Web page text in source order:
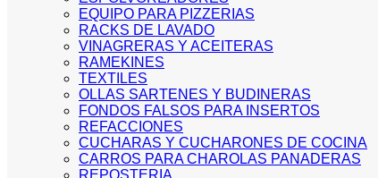
EQUIPO PARA PIZZERIAS
RACKS DE LAVADO
VINAGRERAS Y ACEITERAS
RAMEKINES
TEXTILES
OLLAS SARTENES Y BUDINERAS
FONDOS FALSOS PARA INSERTOS
REFACCIONES
CUCHARAS Y CUCHARONES DE COCINA
CARROS PARA CHAROLAS PANADERAS
REPOSTERIA